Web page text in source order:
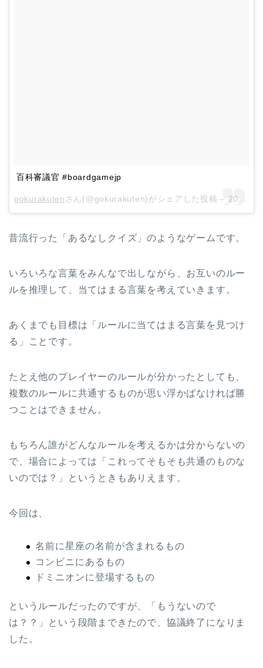
百科審議官 #boardgamejp
gokurakuten さん(@gokurakuten)がシェアした投稿 – 2018年 6月月24日午前4時43分PDT
昔流行った「あるなしクイズ」のようなゲームです。
いろいろな言葉をみんなで出しながら、お互いのルー
ルを推理して、当てはまる言葉を考えていきます。
あくまでも目標は「ルールに当てはまる言葉を見つけ
る」ことです。
たとえ他のプレイヤーのルールが分かったとしても、
複数のルールに共通するものが思い浮かばなければ勝
つことはできません。
もちろん誰がどんなルールを考えるかは分からないの
で、場合によっては「これってそもそも共通のものな
いのでは？」というときもありえます。
今回は、
名前に星座の名前が含まれるもの
コンビニにあるもの
ドミニオンに登場するもの
というルールだったのですが、「もうないので
は？？」という段階まできたので、協議終了になりま
した。